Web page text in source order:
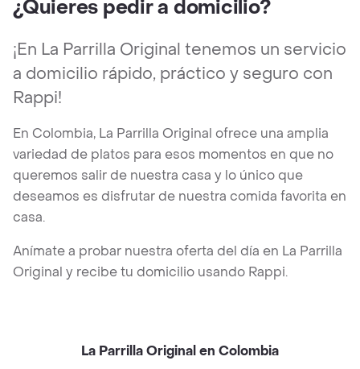
¿Quieres pedir a domicilio?
¡En La Parrilla Original tenemos un servicio
a domicilio rápido, práctico y seguro con
Rappi!
En Colombia, La Parrilla Original ofrece una amplia
variedad de platos para esos momentos en que no
queremos salir de nuestra casa y lo único que
deseamos es disfrutar de nuestra comida favorita en
casa.
Anímate a probar nuestra oferta del día en La Parrilla
Original y recibe tu domicilio usando Rappi.
La Parrilla Original en Colombia